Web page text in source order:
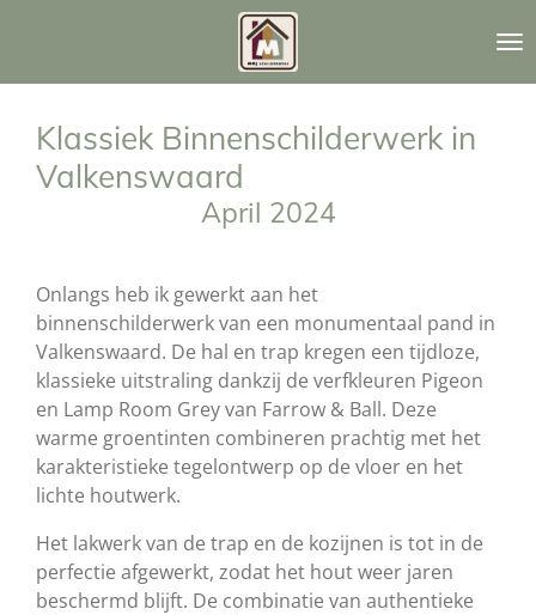
naar
hoofdinhoud
Klassiek Binnenschilderwerk in
Valkenswaard
April 2024
Onlangs heb ik gewerkt aan het
binnenschilderwerk van een monumentaal pand in
Valkenswaard. De hal en trap kregen een tijdloze,
klassieke uitstraling dankzij de verfkleuren Pigeon
en Lamp Room Grey van Farrow & Ball. Deze
warme groentinten combineren prachtig met het
karakteristieke tegelontwerp op de vloer en het
lichte houtwerk.
Het lakwerk van de trap en de kozijnen is tot in de
perfectie afgewerkt, zodat het hout weer jaren
beschermd blijft. De combinatie van authentieke